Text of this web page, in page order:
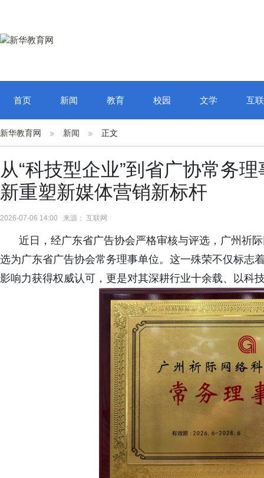
首页 新闻 教育 校园 文学 互
新华教育网 新闻 正文
从“科技型企业”到省广协常务
新重塑新媒体营销新标杆
2026-07-06 14:00 来源： 互联网
近日，经广东省广告协会严格审核与评选，广州祈
选为广东省广告协会常务理事单位。这一殊荣不仅标志
影响力获得权威认可，更是对其深耕行业十余载、以科